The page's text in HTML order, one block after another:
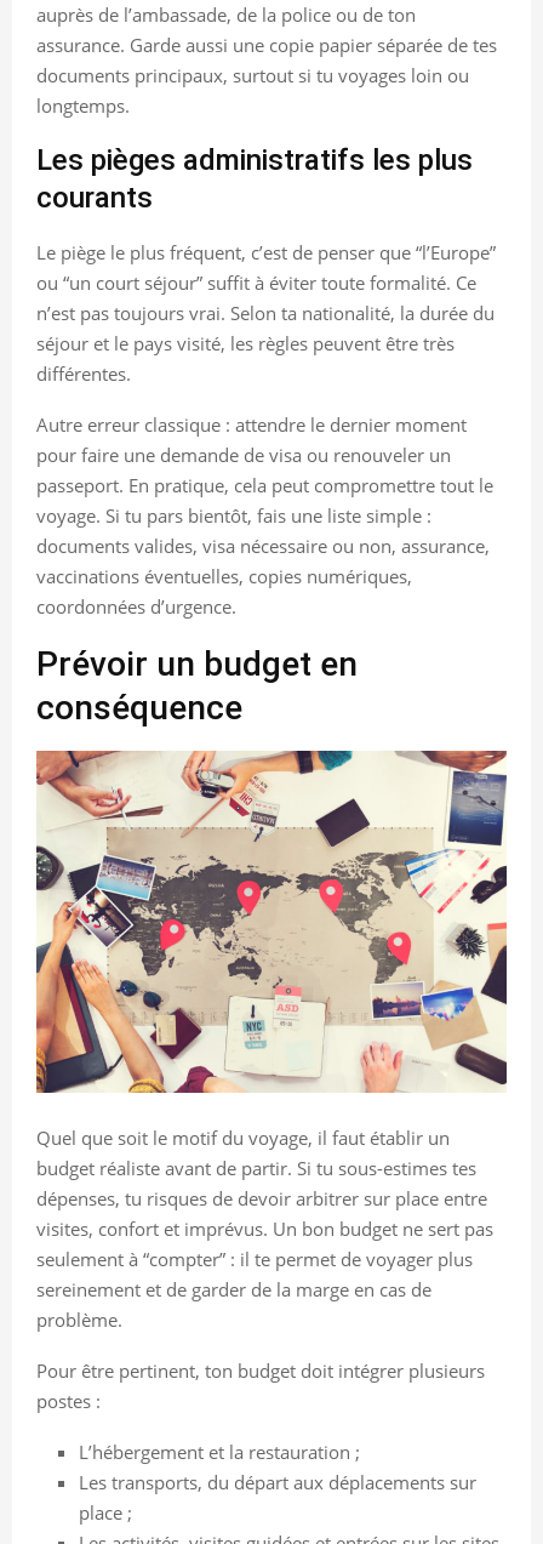
auprès de l’ambassade, de la police ou de ton
assurance. Garde aussi une copie papier séparée de tes
documents principaux, surtout si tu voyages loin ou
longtemps.
Les pièges administratifs les plus
courants
Le piège le plus fréquent, c’est de penser que “l’Europe”
ou “un court séjour” suffit à éviter toute formalité. Ce
n’est pas toujours vrai. Selon ta nationalité, la durée du
séjour et le pays visité, les règles peuvent être très
différentes.
Autre erreur classique : attendre le dernier moment
pour faire une demande de visa ou renouveler un
passeport. En pratique, cela peut compromettre tout le
voyage. Si tu pars bientôt, fais une liste simple :
documents valides, visa nécessaire ou non, assurance,
vaccinations éventuelles, copies numériques,
coordonnées d’urgence.
Prévoir un budget en
conséquence
Quel que soit le motif du voyage, il faut établir un
budget réaliste avant de partir. Si tu sous-estimes tes
dépenses, tu risques de devoir arbitrer sur place entre
visites, confort et imprévus. Un bon budget ne sert pas
seulement à “compter” : il te permet de voyager plus
sereinement et de garder de la marge en cas de
problème.
Pour être pertinent, ton budget doit intégrer plusieurs
postes :
L’hébergement et la restauration ;
Les transports, du départ aux déplacements sur
place ;